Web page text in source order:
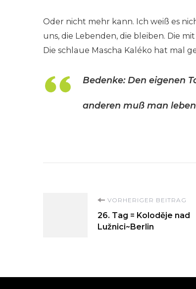
Oder nicht mehr kann. Ich weiß es
uns, die Lebenden, die bleiben. Die
Die schlaue Mascha Kaléko hat mal
Bedenke: Den eigenen
anderen muß man
VORHERIGER BEITRAG
26. Tag = Koloděje nad
Lužnici~Berlin